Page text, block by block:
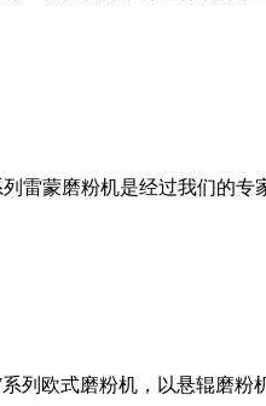
雷蒙磨粉机是经过我们的
欧式磨粉机，以悬辊磨粉